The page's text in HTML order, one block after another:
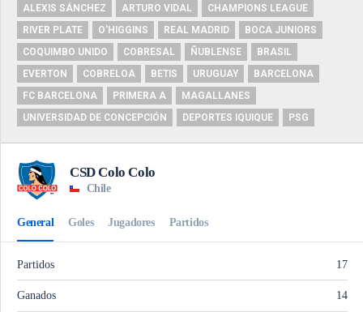
ALEXIS SÁNCHEZ
ARTURO VIDAL
CHAMPIONS LEAGUE
RIVER PLATE
O'HIGGINS REAL MADRID
BOCA JUNIORS
COQUIMBO UNIDO
COBRESAL ÑUBLENSE
BRASIL
EVERTON
COBRELOA BETIS URUGUAY
BARCELONA
FC BARCELONA
PRIMERA A
MAGALLANES
UNIVERSIDAD DE CONCEPCIÓN
DEPORTES IQUIQUE PSG